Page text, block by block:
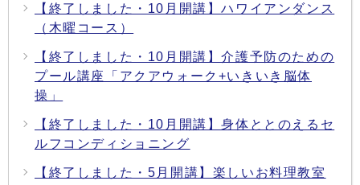
【終了しました・10月開講】ハワイアンダンス
（木曜コース）
【終了しました・10月開講】介護予防のための
プール講座「アクアウォーク+いきいき脳体
操」
【終了しました・10月開講】身体ととのえるセ
ルフコンディショニング
【終了しました・5月開講】楽しいお料理教室